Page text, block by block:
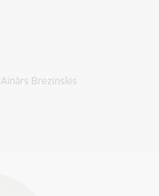
Ainārs Brezinskis